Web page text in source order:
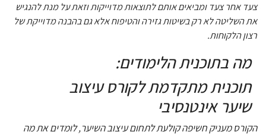
צעד אחר צעד ומביאים אותם לתוצאות מדוייקות וזאת על מנת להנגיש
את השליטה לא רק בשיטות גזירה והטיפוח אלא גם בהבנה מדוייקת של
רצון הלקוחות.
מה בתוכנית הלימודים:
תוכנית מתקדמת לקורס עיצוב
שיער אינטנסיבי
הקורס מעניק חשיפה קולעת לתחום עיצוב השיער, לומדים את מה